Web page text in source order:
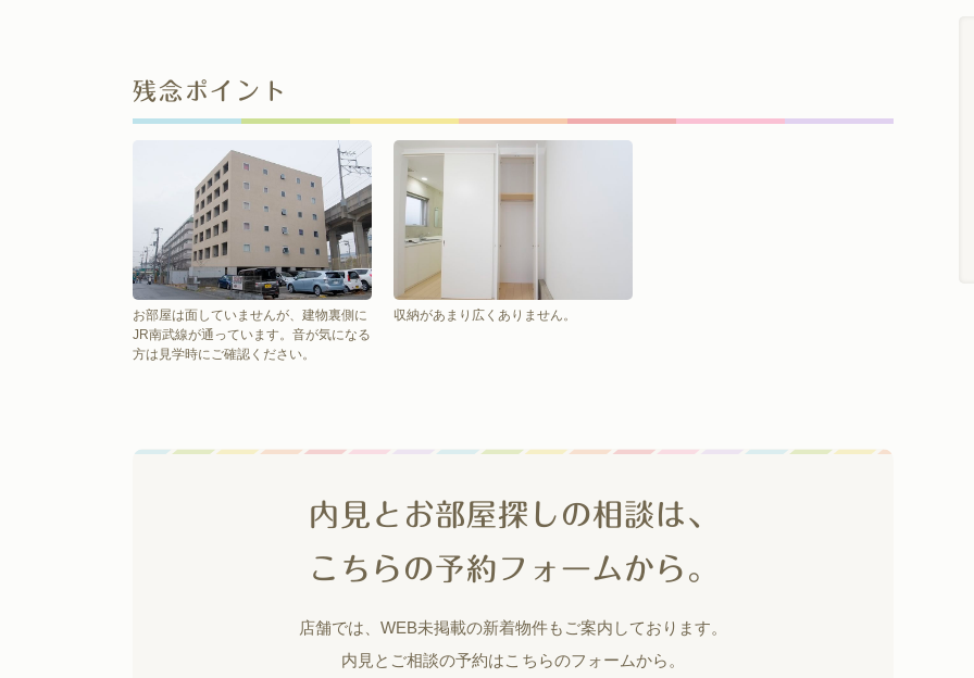
残念ポイント
お部屋は面していませんが、建物裏側に
JR南武線が通っています。音が気になる
方は見学時にご確認ください。
収納があまり広くありません。
内見とお部屋探しの相談は、
こちらの予約フォームから。
店舗では、WEB未掲載の新着物件もご案内しております。
内見とご相談の予約はこちらのフォームから。